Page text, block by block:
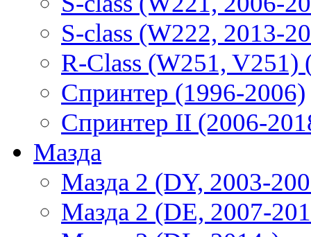
S-class (W222, 2013-
R-Class (W251, V251)
Спринтер (1996-2006)
Спринтер II (2006-
Мазда
Мазда 2 (DY, 2003-
Мазда 2 (DE, 2007-